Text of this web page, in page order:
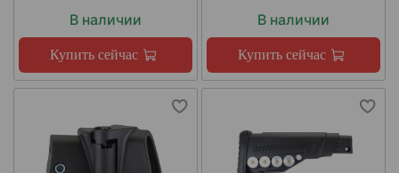
В наличии
Купить сейчас
В наличии
Купить сейчас